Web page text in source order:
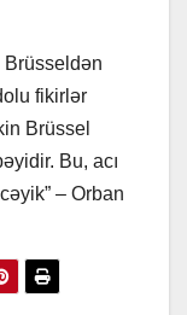
Brüsseldən
fikirlər
Brüssel
Bu, acı
– Orban